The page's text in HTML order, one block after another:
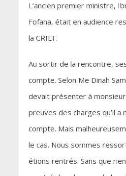
L’ancien premier ministre,
Fofana, était en audience
la CRIEF.
Au sortir de la rencontre,
compte. Selon Me Dinah
devait présenter à
preuves des charges qu’il a
compte. Mais
le cas. Nous sommes
étions rentrés. Sans que